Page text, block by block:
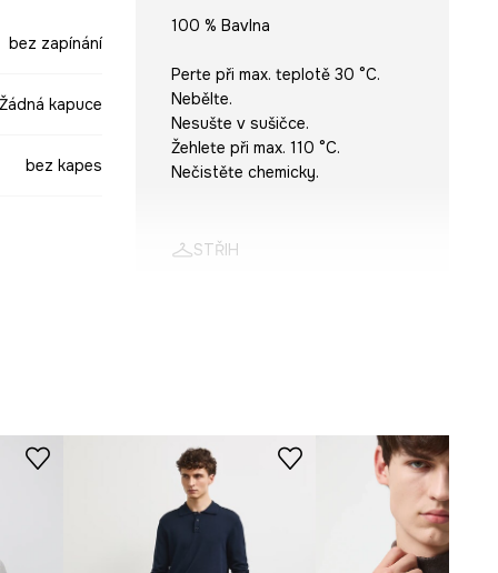
bez zapínání
Žádná kapuce
bez kapes
100 % Bavlna
Perte při max. teplotě 30 °C.
Nebělte.
Nesušte v sušičce.
Žehlete při max. 110 °C.
Nečistěte chemicky.
STŘIH